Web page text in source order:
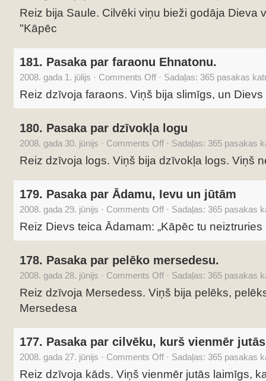
Reiz bija Saule. Cilvēki viņu bieži godāja Dieva
"Kāpēc
181. Pasaka par faraonu Ehnatonu.
2008. gada 1. jūlijs · Comments Off · Sadaļas: 365 pasakas
Reiz dzīvoja faraons. Viņš bija slimīgs, un
180. Pasaka par dzīvokļa logu
2008. gada 30. jūnijs · Comments Off · Sadaļas: 365 pasakas
Reiz dzīvoja logs. Viņš bija dzīvokļa logs. Viņš
179. Pasaka par Ādamu, Ievu un jūtām
2008. gada 29. jūnijs · Comments Off · Sadaļas: 365 pasakas
Reiz Dievs teica Ādamam: „Kāpēc tu neiztruries
178. Pasaka par pelēko mersedesu.
2008. gada 28. jūnijs · Comments Off · Sadaļas: 365 pasakas
Reiz dzīvoja Mersedess. Viņš bija pelēks,
Mersedesa
177. Pasaka par cilvēku, kurš vienmēr
2008. gada 27. jūnijs · Comments Off · Sadaļas: 365 pasakas
Reiz dzīvoja kāds. Viņš vienmēr jutās laimīgs,